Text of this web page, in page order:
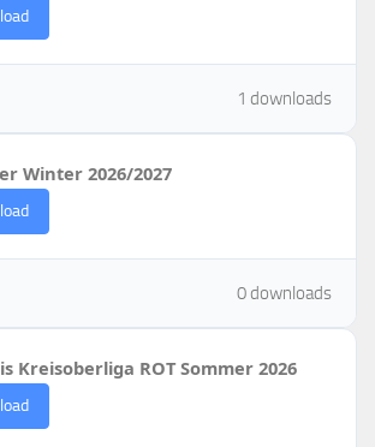
1 downloads
Winter 2026/2027
0 downloads
Kreisoberliga ROT Sommer 2026